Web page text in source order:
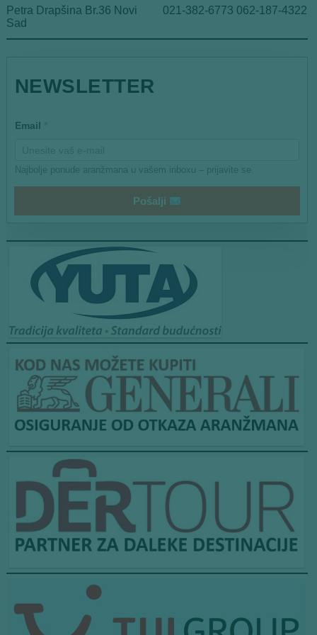
Petra Drapšina Br.36 Novi
Sad
021-382-6773 062-187-4322
E
m
l
NEWSLETTER
Email *
Najbolje ponude aranžmana u vašem inboxu – prijavite se.
Pošalji